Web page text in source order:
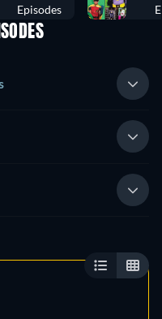
Episodes